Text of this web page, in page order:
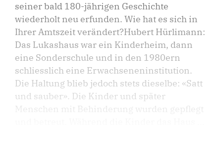
seiner bald 180-jährigen Geschichte
wiederholt neu erfunden. Wie hat es sich in
Ihrer Amtszeit verändert?Hubert Hürlimann:
Das Lukashaus war ein Kinderheim, dann
eine Sonderschule und in den 1980ern
schliesslich eine Erwachseneninstitution.
Die Haltung blieb jedoch stets dieselbe: «Satt
und sauber». Die Kinder und später
Menschen mit Behinderung wurden gepflegt